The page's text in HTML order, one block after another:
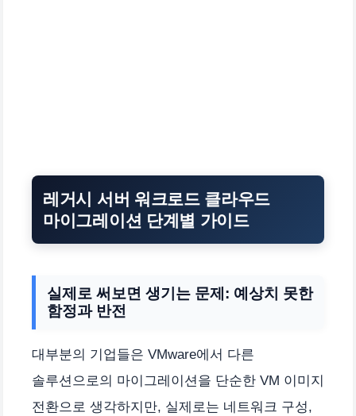
레거시 서버 워크로드 클라우드
마이그레이션 단계별 가이드
실제로 써보면 생기는 문제: 예상치 못한
함정과 반전
대부분의 기업들은 VMware에서 다른
솔루션으로의 마이그레이션을 단순한 VM 이미지
전환으로 생각하지만, 실제로는 네트워크 구성,